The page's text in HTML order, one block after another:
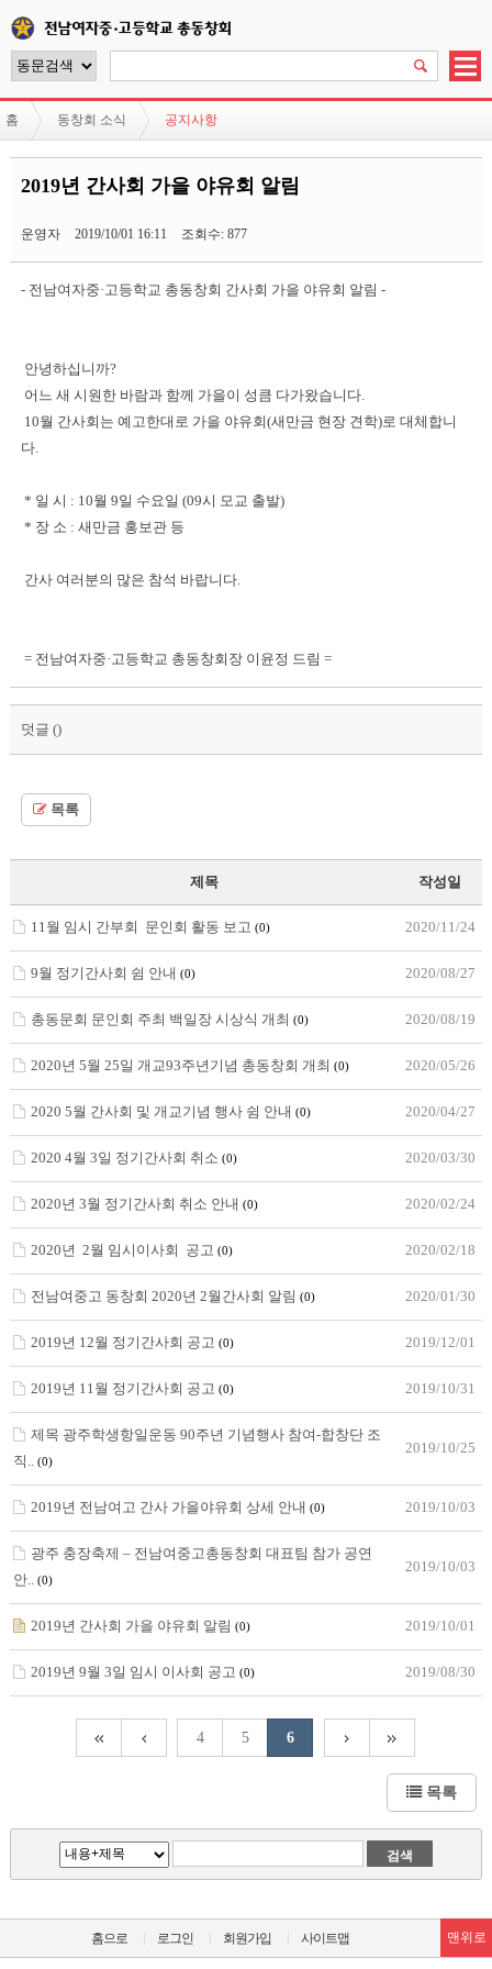
홈 동창회 소식 공지사항
2019년 간사회 가을 야유회 알림
운영자 2019/10/01 16:11 조회수: 877
- 전남여자중·고등학교 총동창회 간사회 가을 야유회 알림 -
안녕하십니까?
어느 새 시원한 바람과 함께 가을이 성큼 다가왔습니다.
10월 간사회는 예고한대로 가을 야유회(새만금 현장 견학)로 대체합니
다.
* 일 시 : 10월 9일 수요일 (09시 모교 출발)
* 장 소 : 새만금 홍보관 등
간사 여러분의 많은 참석 바랍니다.
= 전남여자중·고등학교 총동창회장 이윤정 드림 =
덧글 ()
목록
제목 작성일
11월 임시 간부회 문인회 활동 보고 (0) 2020/11/24
9월 정기간사회 쉼 안내 (0) 2020/08/27
총동문회 문인회 주최 백일장 시상식 개최 (0) 2020/08/19
2020년 5월 25일 개교93주년기념 총동창회 개최 (0) 2020/05/26
2020 5월 간사회 및 개교기념 행사 쉼 안내 (0) 2020/04/27
2020 4월 3일 정기간사회 취소 (0) 2020/03/30
2020년 3월 정기간사회 취소 안내 (0) 2020/02/24
2020년 2월 임시이사회 공고 (0) 2020/02/18
전남여중고 동창회 2020년 2월간사회 알림 (0) 2020/01/30
2019년 12월 정기간사회 공고 (0) 2019/12/01
2019년 11월 정기간사회 공고 (0) 2019/10/31
제목 광주학생항일운동 90주년 기념행사 참여-합창단 조
직.. (0)
2019/10/25
2019년 전남여고 간사 가을야유회 상세 안내 (0) 2019/10/03
광주 충장축제 – 전남여중고총동창회 대표팀 참가 공연
안.. (0)
2019/10/03
2019년 간사회 가을 야유회 알림 (0) 2019/10/01
2019년 9월 3일 임시 이사회 공고 (0) 2019/08/30
4 5 6
목록
홈으로 로그인 회원가입 사이트맵 맨위로